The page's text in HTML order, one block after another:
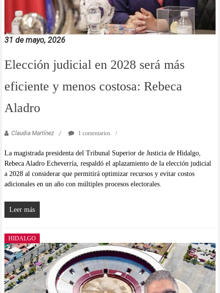
31 de mayo, 2026
Elección judicial en 2028 será más
eficiente y menos costosa: Rebeca
Aladro
Claudia Martínez 1 comentarios
La magistrada presidenta del Tribunal Superior de Justicia de Hidalgo,
Rebeca Aladro Echeverría, respaldó el aplazamiento de la elección judicial
a 2028 al considerar que permitirá optimizar recursos y evitar costos
adicionales en un año con múltiples procesos electorales.
Leer más
HIDALGO